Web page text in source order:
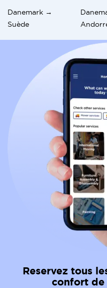
Danemark →
Suède
Reservez tous
confort de